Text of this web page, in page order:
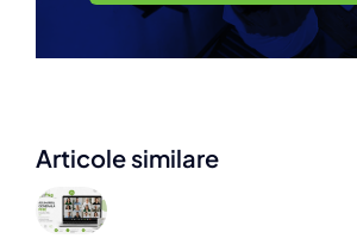
Articole similare